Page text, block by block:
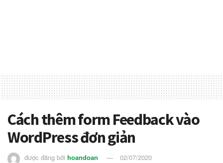
Cách thêm form Feedback vào
WordPress đơn giản
được đăng bởi hoandoan 02/07/2020